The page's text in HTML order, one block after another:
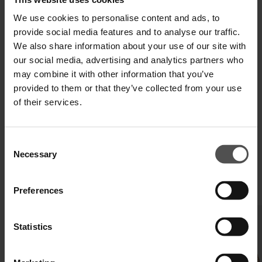
We use cookies to personalise content and ads, to
provide social media features and to analyse our traffic.
We also share information about your use of our site with
our social media, advertising and analytics partners who
may combine it with other information that you’ve
provided to them or that they’ve collected from your use
of their services.
Selection
Necessary
Preferences
Statistics
VERSAND UND RETOUREN
VERVOLLSTÄNDIGEN SIE IHREN LOOK